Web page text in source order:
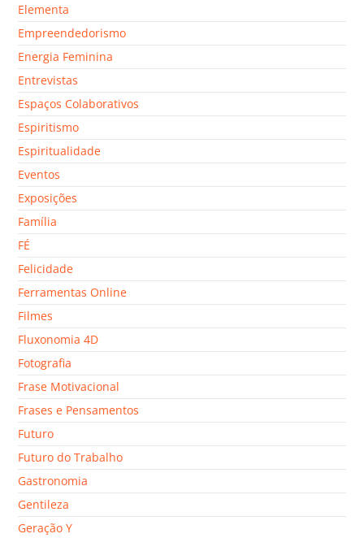
Elementa
Empreendedorismo
Energia Feminina
Entrevistas
Espaços Colaborativos
Espiritismo
Espiritualidade
Eventos
Exposições
Família
FÉ
Felicidade
Ferramentas Online
Filmes
Fluxonomia 4D
Fotografia
Frase Motivacional
Frases e Pensamentos
Futuro
Futuro do Trabalho
Gastronomia
Gentileza
Geração Y